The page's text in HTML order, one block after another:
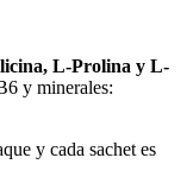
L-Prolina y L-
y minerales:
y cada sachet es